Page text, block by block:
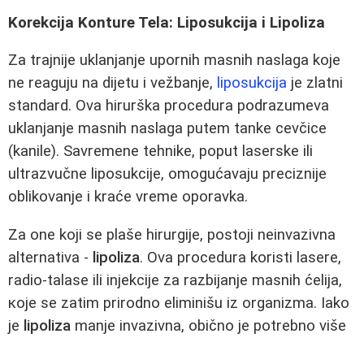
Korekcija Konture Tela: Liposukcija i Lipoliza
Za trajnije uklanjanje upornih masnih naslaga koje
ne reaguju na dijetu i vežbanje, liposukcija je zlatni
standard. Ova hirurška procedura podrazumeva
uklanjanje masnih naslaga putem tanke cevčice
(kanile). Savremene tehnike, poput laserske ili
ultrazvučne liposukcije, omogućavaju preciznije
oblikovanje i kraće vreme oporavka.
Za one koji se plaše hirurgije, postoji neinvazivna
alternativa - lipoliza. Ova procedura koristi lasere,
radio-talase ili injekcije za razbijanje masnih ćelija,
које se zatim prirodno eliminišu iz organizma. Iako
je lipoliza manje invazivna, obično je potrebno više